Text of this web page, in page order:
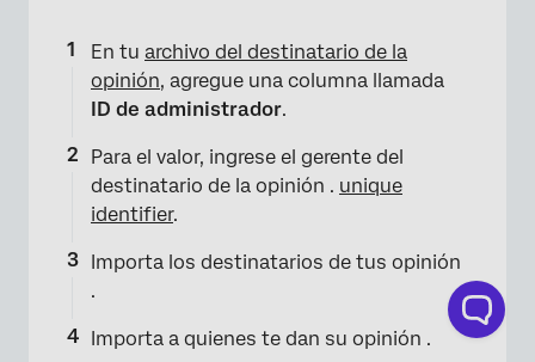
En tu archivo del destinatario de la
opinión, agregue una columna llamada
ID de administrador.
Para el valor, ingrese el gerente del
destinatario de la opinión . unique
identifier.
Importa los destinatarios de tus opinión
.
Importa a quienes te dan su opinión .